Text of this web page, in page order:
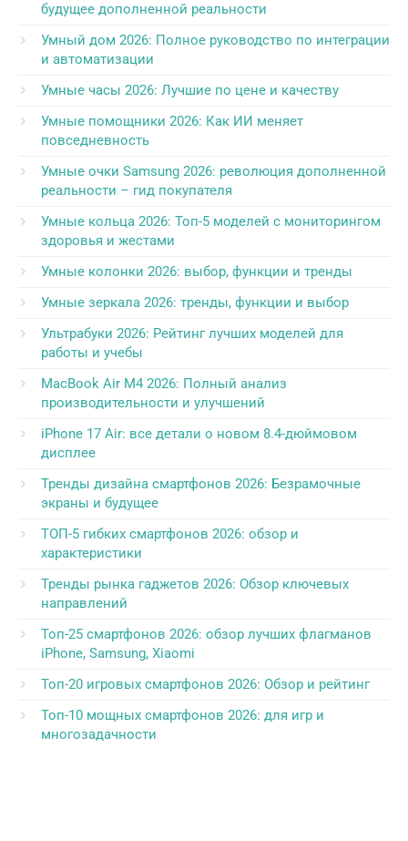
будущее дополненной реальности
Умный дом 2026: Полное руководство по интеграции
и автоматизации
Умные часы 2026: Лучшие по цене и качеству
Умные помощники 2026: Как ИИ меняет
повседневность
Умные очки Samsung 2026: революция дополненной
реальности – гид покупателя
Умные кольца 2026: Топ-5 моделей с мониторингом
здоровья и жестами
Умные колонки 2026: выбор, функции и тренды
Умные зеркала 2026: тренды, функции и выбор
Ультрабуки 2026: Рейтинг лучших моделей для
работы и учебы
MacBook Air M4 2026: Полный анализ
производительности и улучшений
iPhone 17 Air: все детали о новом 8.4-дюймовом
дисплее
Тренды дизайна смартфонов 2026: Безрамочные
экраны и будущее
ТОП-5 гибких смартфонов 2026: обзор и
характеристики
Тренды рынка гаджетов 2026: Обзор ключевых
направлений
Топ-25 смартфонов 2026: обзор лучших флагманов
iPhone, Samsung, Xiaomi
Топ-20 игровых смартфонов 2026: Обзор и рейтинг
Топ-10 мощных смартфонов 2026: для игр и
многозадачности